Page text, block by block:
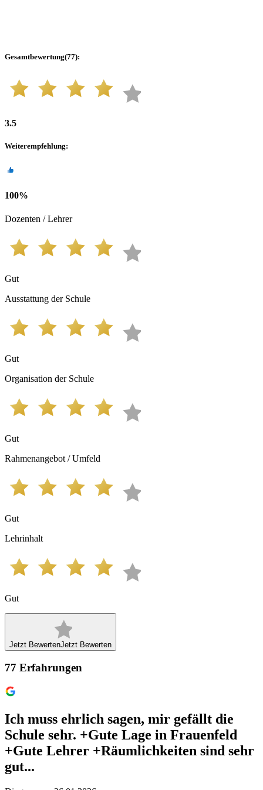
Gesamtbewertung(77):
3.5
Weiterempfehlung:
100%
Dozenten / Lehrer
Gut
Ausstattung der Schule
Gut
Organisation der Schule
Gut
Rahmenangebot / Umfeld
Gut
Lehrinhalt
Gut
Jetzt BewertenJetzt Bewerten
77 Erfahrungen
Ich muss ehrlich sagen, mir gefällt die
Schule sehr. +Gute Lage in Frauenfeld
+Gute Lehrer +Räumlichkeiten sind sehr
gut...